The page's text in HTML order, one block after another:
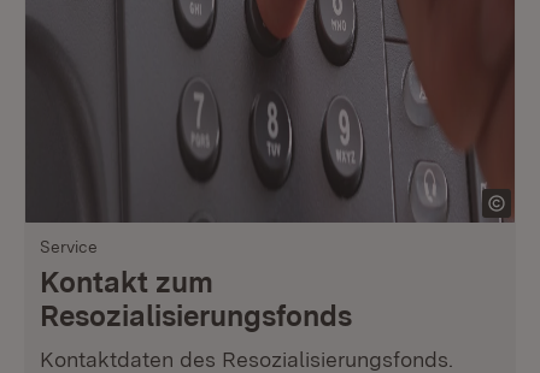
Service
Kontakt zum
Resozialisierungsfonds
Kontaktdaten des Resozialisierungsfonds.